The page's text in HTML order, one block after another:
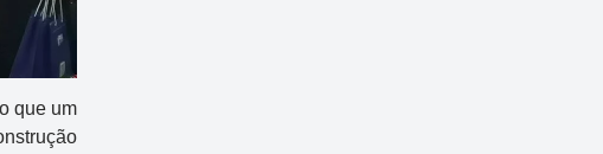
que um